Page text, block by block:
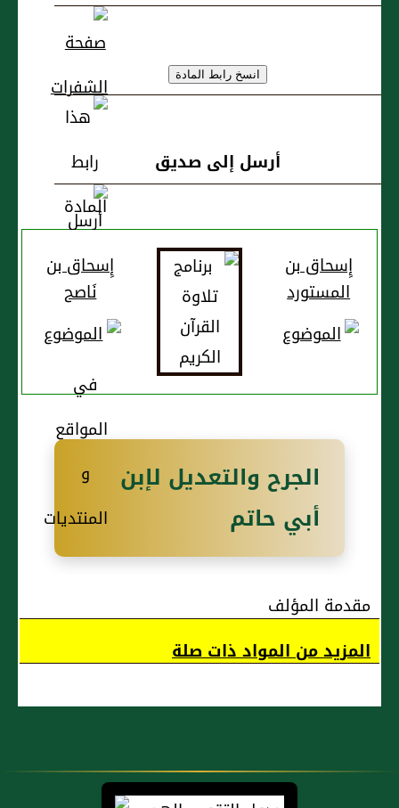
أرسل إلى صديق
إِسحاق بن
المستورد
إِسحاق بن
نَاصح
الجرح والتعديل لإبن
أبي حاتم
مقدمة المؤلف
المزيد من المواد ذات صلة